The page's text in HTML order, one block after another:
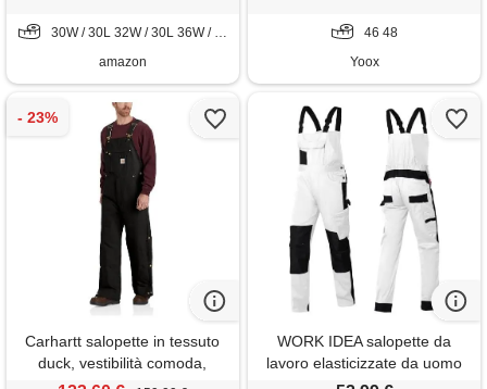
30W / 30L 32W / 30L 36W / 30L 38W / 32L 40W / 30L 40W / 34L 44W / 32L 44W / 34L 48W / 32L
amazon
46 48
Yoox
Carhartt salopette in tessuto
duck, vestibilità comoda,
uomo, nero, 32w / 32l
WORK IDEA salopette da
lavoro elasticizzate da uomo
con numerose tasche e